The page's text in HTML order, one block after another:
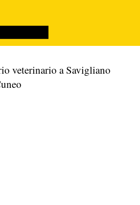
veterinario a Savigliano